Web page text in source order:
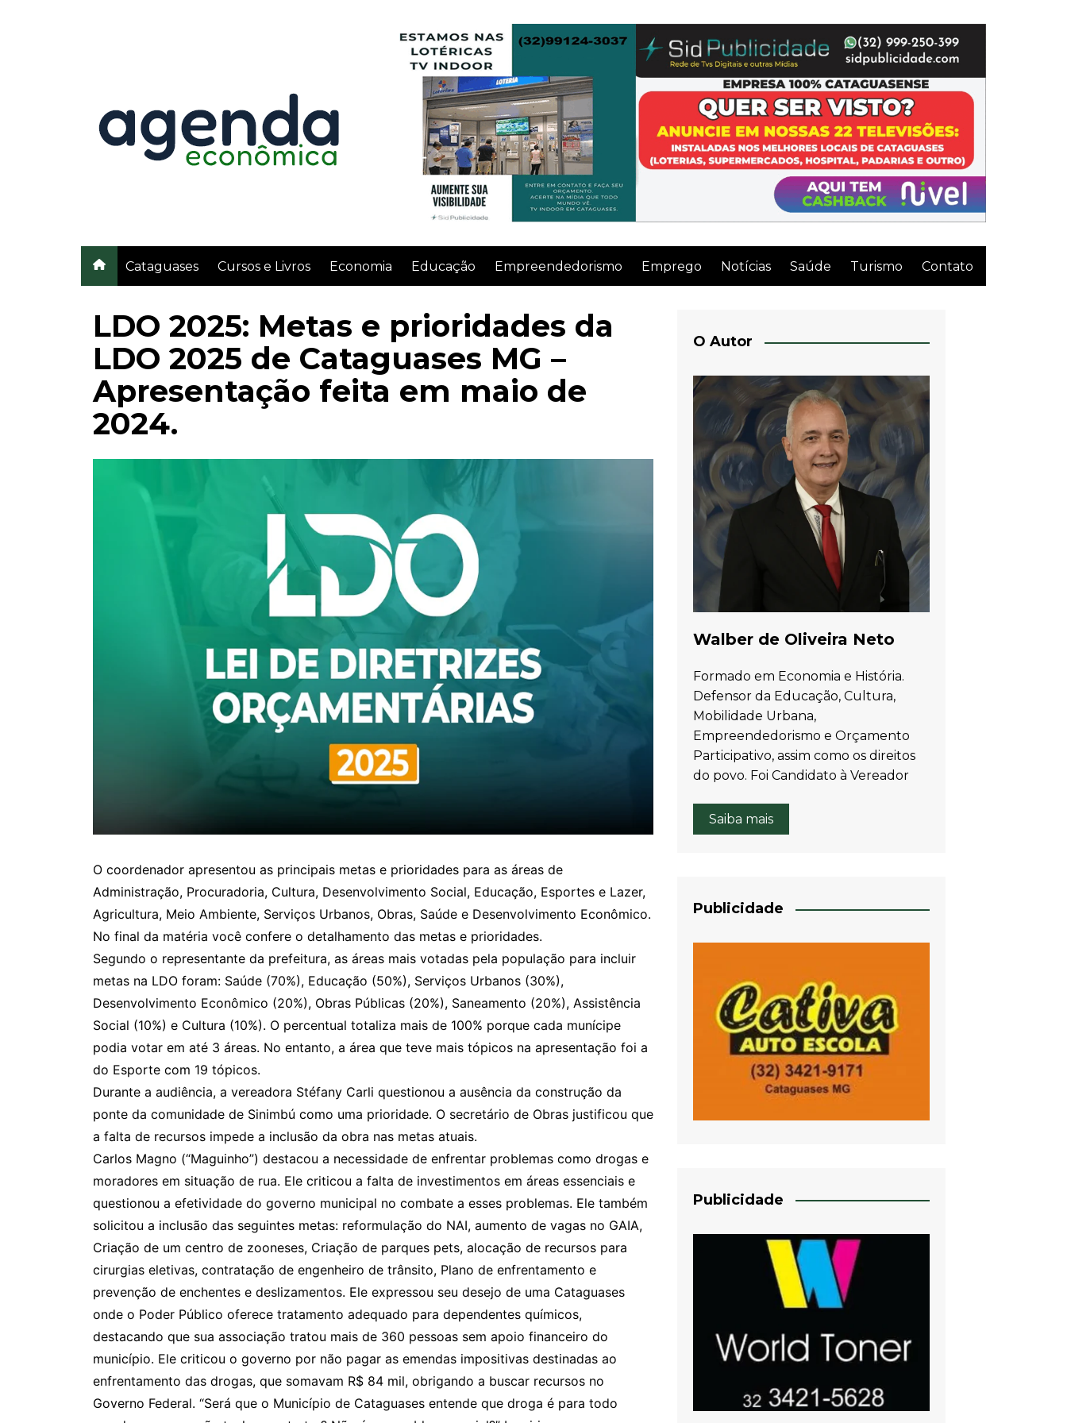
Cataguases Cursos e Livros Economia Educação Empreendedorismo Emprego Notícias Saúde Turismo Contato
LDO 2025: Metas e prioridades da
LDO 2025 de Cataguases MG –
Apresentação feita em maio de
2024.
O coordenador apresentou as principais metas e prioridades para as áreas de
Administração, Procuradoria, Cultura, Desenvolvimento Social, Educação, Esportes e Lazer,
Agricultura, Meio Ambiente, Serviços Urbanos, Obras, Saúde e Desenvolvimento Econômico.
No final da matéria você confere o detalhamento das metas e prioridades.
Segundo o representante da prefeitura, as áreas mais votadas pela população para incluir
metas na LDO foram: Saúde (70%), Educação (50%), Serviços Urbanos (30%),
Desenvolvimento Econômico (20%), Obras Públicas (20%), Saneamento (20%), Assistência
Social (10%) e Cultura (10%). O percentual totaliza mais de 100% porque cada munícipe
podia votar em até 3 áreas. No entanto, a área que teve mais tópicos na apresentação foi a
do Esporte com 19 tópicos.
Durante a audiência, a vereadora Stéfany Carli questionou a ausência da construção da
ponte da comunidade de Sinimbú como uma prioridade. O secretário de Obras justificou que
a falta de recursos impede a inclusão da obra nas metas atuais.
Carlos Magno (“Maguinho”) destacou a necessidade de enfrentar problemas como drogas e
moradores em situação de rua. Ele criticou a falta de investimentos em áreas essenciais e
questionou a efetividade do governo municipal no combate a esses problemas. Ele também
solicitou a inclusão das seguintes metas: reformulação do NAI, aumento de vagas no GAIA,
Criação de um centro de zooneses, Criação de parques pets, alocação de recursos para
cirurgias eletivas, contratação de engenheiro de trânsito, Plano de enfrentamento e
prevenção de enchentes e deslizamentos. Ele expressou seu desejo de uma Cataguases
onde o Poder Público oferece tratamento adequado para dependentes químicos,
destacando que sua associação tratou mais de 360 pessoas sem apoio financeiro do
município. Ele criticou o governo por não pagar as emendas impositivas destinadas ao
enfrentamento das drogas, que somavam R$ 84 mil, obrigando a buscar recursos no
Governo Federal. “Será que o Município de Cataguases entende que droga é para todo
O Autor
Walber de Oliveira Neto
Formado em Economia e História.
Defensor da Educação, Cultura,
Mobilidade Urbana,
Empreendedorismo e Orçamento
Participativo, assim como os direitos
do povo. Foi Candidato à Vereador
Saiba mais
Publicidade
Publicidade